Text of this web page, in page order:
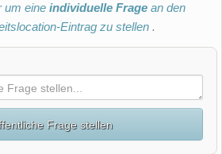
um eineindividuelle Frage an den
Eintrag zu stellen .
Frage stellen